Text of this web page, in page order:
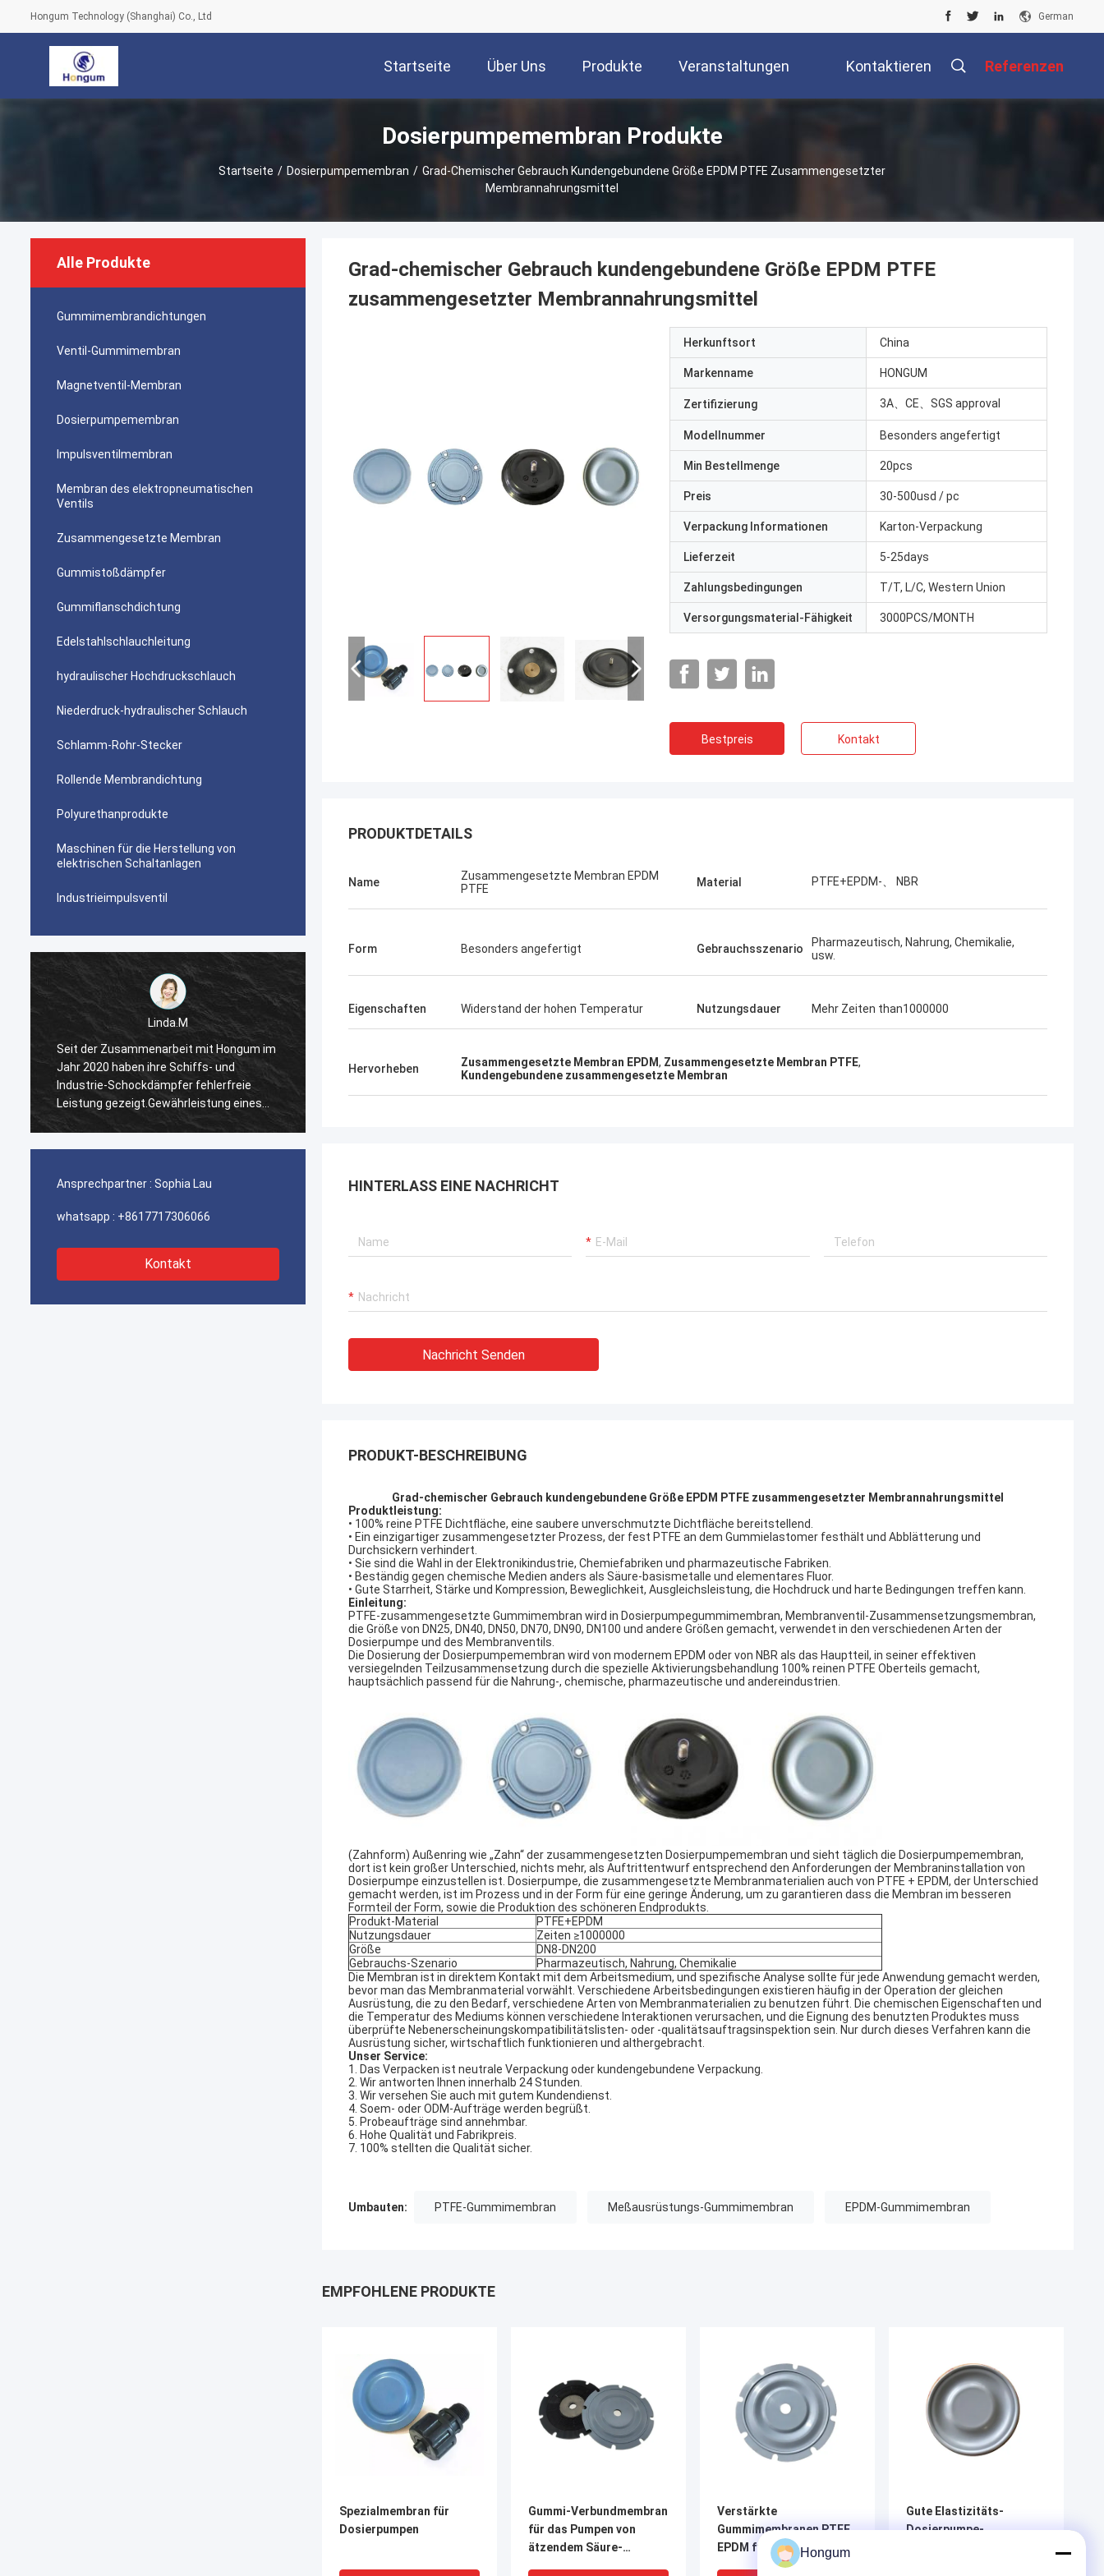
Hongum Technology (Shanghai) Co., Ltd German
Startseite Über Uns Produkte Veranstaltungen Kontaktieren Referenzen
Dosierpumpemembran Produkte
Startseite / Dosierpumpemembran / Grad-Chemischer Gebrauch Kundengebundene Größe EPDM PTFE Zusammengesetzter
Membrannahrungsmittel
Alle Produkte
Gummimembrandichtungen
Ventil-Gummimembran
Magnetventil-Membran
Dosierpumpemembran
Impulsventilmembran
Membran des elektropneumatischen
Ventils
Zusammengesetzte Membran
Gummistoßdämpfer
Gummiflanschdichtung
Edelstahlschlauchleitung
hydraulischer Hochdruckschlauch
Niederdruck-hydraulischer Schlauch
Schlamm-Rohr-Stecker
Rollende Membrandichtung
Polyurethanprodukte
Maschinen für die Herstellung von
elektrischen Schaltanlagen
Industrieimpulsventil
Linda.M
Seit der Zusammenarbeit mit Hongum im
Jahr 2020 haben ihre Schiffs- und
Industrie-Schockdämpfer fehlerfreie
Leistung gezeigt.Gewährleistung eines
ununterbrochenen Betriebs unserer
Jahr 2020 haben ihre Schiffs- und
Industrie-Schockdämpfer fehlerfreie
Ansprechpartner : Sophia Lau
whatsapp : +8617717306066
Kontakt
Grad-chemischer Gebrauch kundengebundene Größe EPDM PTFE
zusammengesetzter Membrannahrungsmittel
Herkunftsort China
Markenname HONGUM
Zertifizierung 3A、CE、SGS approval
Modellnummer Besonders angefertigt
Min Bestellmenge 20pcs
Preis 30-500usd / pc
Verpackung Informationen Karton-Verpackung
Lieferzeit 5-25days
Zahlungsbedingungen T/T, L/C, Western Union
Versorgungsmaterial-Fähigkeit 3000PCS/MONTH
Bestpreis Kontakt
PRODUKTDETAILS
Name
Zusammengesetzte Membran EPDM
PTFE
Material PTFE+EPDM-、 NBR
Form Besonders angefertigt Gebrauchsszenario
Pharmazeutisch, Nahrung, Chemikalie,
usw.
Eigenschaften Widerstand der hohen Temperatur Nutzungsdauer Mehr Zeiten than1000000
Hervorheben Zusammengesetzte Membran EPDM, Zusammengesetzte Membran PTFE,
Kundengebundene zusammengesetzte Membran
HINTERLASS EINE NACHRICHT
Nachricht Senden
PRODUKT-BESCHREIBUNG
Grad-chemischer Gebrauch kundengebundene Größe EPDM PTFE zusammengesetzter Membrannahrungsmittel
Produktleistung:
• 100% reine PTFE Dichtfläche, eine saubere unverschmutzte Dichtfläche bereitstellend.
• Ein einzigartiger zusammengesetzter Prozess, der fest PTFE an dem Gummielastomer festhält und Abblätterung und
Durchsickern verhindert.
• Sie sind die Wahl in der Elektronikindustrie, Chemiefabriken und pharmazeutische Fabriken.
• Beständig gegen chemische Medien anders als Säure-basismetalle und elementares Fluor.
• Gute Starrheit, Stärke und Kompression, Beweglichkeit, Ausgleichsleistung, die Hochdruck und harte Bedingungen treffen kann.
Einleitung:
PTFE-zusammengesetzte Gummimembran wird in Dosierpumpegummimembran, Membranventil-Zusammensetzungsmembran,
die Größe von DN25, DN40, DN50, DN70, DN90, DN100 und andere Größen gemacht, verwendet in den verschiedenen Arten der
Dosierpumpe und des Membranventils.
Die Dosierung der Dosierpumpemembran wird von modernem EPDM oder von NBR als das Hauptteil, in seiner effektiven
versiegelnden Teilzusammensetzung durch die spezielle Aktivierungsbehandlung 100% reinen PTFE Oberteils gemacht,
hauptsächlich passend für die Nahrung-, chemische, pharmazeutische und andereindustrien.
(Zahnform) Außenring wie „Zahn“ der zusammengesetzten Dosierpumpemembran und sieht täglich die Dosierpumpemembran,
dort ist kein großer Unterschied, nichts mehr, als Auftrittentwurf entsprechend den Anforderungen der Membraninstallation von
Dosierpumpe einzustellen ist. Dosierpumpe, die zusammengesetzte Membranmaterialien auch von PTFE + EPDM, der Unterschied
gemacht werden, ist im Prozess und in der Form für eine geringe Änderung, um zu garantieren dass die Membran im besseren
Formteil der Form, sowie die Produktion des schöneren Endprodukts.
Produkt-Material
PTFE+EPDM
Nutzungsdauer
Zeiten ≥1000000
Größe
DN8-DN200
Gebrauchs-Szenario
Pharmazeutisch, Nahrung, Chemikalie
Die Membran ist in direktem Kontakt mit dem Arbeitsmedium, und spezifische Analyse sollte für jede Anwendung gemacht werden,
bevor man das Membranmaterial vorwählt. Verschiedene Arbeitsbedingungen existieren häufig in der Operation der gleichen
Ausrüstung, die zu den Bedarf, verschiedene Arten von Membranmaterialien zu benutzen führt. Die chemischen Eigenschaften und
die Temperatur des Mediums können verschiedene Interaktionen verursachen, und die Eignung des benutzten Produktes muss
überprüfte Nebenerscheinungskompatibilitätslisten- oder -qualitätsauftragsinspektion sein. Nur durch dieses Verfahren kann die
Ausrüstung sicher, wirtschaftlich funktionieren und althergebracht.
Unser Service:
1. Das Verpacken ist neutrale Verpackung oder kundengebundene Verpackung.
2. Wir antworten Ihnen innerhalb 24 Stunden.
3. Wir versehen Sie auch mit gutem Kundendienst.
4. Soem- oder ODM-Aufträge werden begrüßt.
5. Probeaufträge sind annehmbar.
6. Hohe Qualität und Fabrikpreis.
7. 100% stellten die Qualität sicher.
Umbauten: PTFE-Gummimembran Meßausrüstungs-Gummimembran EPDM-Gummimembran
EMPFOHLENE PRODUKTE
Spezialmembran für
Dosierpumpen
Gummi-Verbundmembran
für das Pumpen von
ätzendem Säure-
Verstärkte
Gummimembranen PTFE
EPDM für Meßausrüstung
Gute Elastizitäts-
Dosierpumpe-
Membrankorrosionsbeständigkeit
Hongum